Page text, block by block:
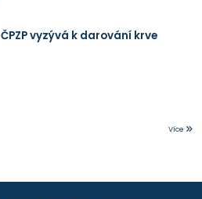
ČPZP vyzývá k darování krve
Více